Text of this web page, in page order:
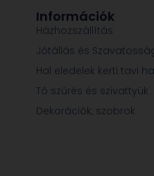
Információk
Házhozszállítás
Jótállás és
Hal eledelek kerti tavi
Tó szűrés és szivattyúk
Dekorációk, szobrok